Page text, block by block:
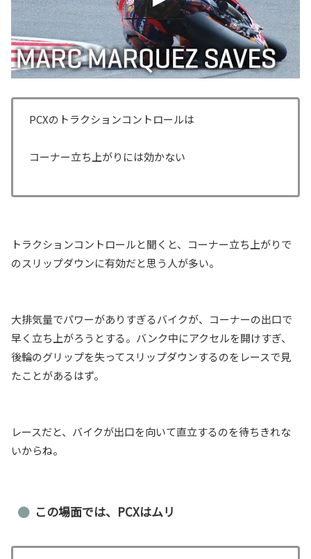
PCXのトラクションコントロールは
コーナー立ち上がりには効かない
トラクションコントロールと聞くと、コーナー立ち上がりで
のスリップダウンに有効だと思う人が多い。
大排気量でパワーがありすぎるバイクが、コーナーの出口で
早く立ち上がろうとする。バンク中にアクセルを開けすぎ、
後輪のグリップを失ってスリップダウンするのをレースで見
たことがあるはず。
レースだと、バイクが出口を向いて直立するのを待ちきれな
いからね。
この場面では、PCXはムリ